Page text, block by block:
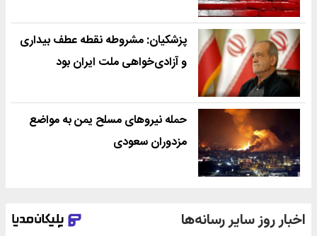
پزشکیان: مشروطه نقطه عطف بیداری
و آزادی‌خواهی ملت ایران بود
حمله نیروهای مسلح یمن به مواضع
مزدوران سعودی